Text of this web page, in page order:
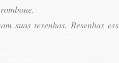
suas resenhas. Resenhas